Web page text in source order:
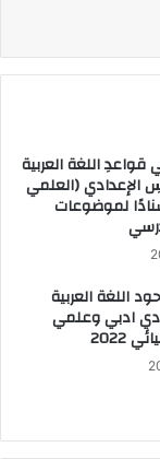
اللغة العربية
الإعدادي (العلمي
لموضوعات
اللغة العربية
ادبي وعلمي
2022